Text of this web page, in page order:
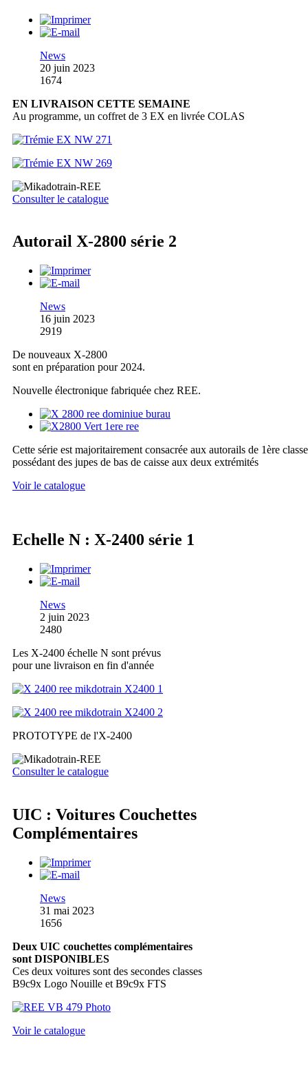
News
20 juin 2023
1674
EN LIVRAISON CETTE SEMAINE
Au programme, un coffret de 3 EX en livrée COLAS
Consulter le catalogue
Autorail X-2800 série 2
News
16 juin 2023
2919
De nouveaux X-2800
sont en préparation pour 2024.
Nouvelle électronique fabriquée chez REE.
Cette série est majoritairement consacrée aux autorails de 1ère classe
possédant des jupes de bas de caisse aux deux extrémités
Voir le catalogue
Echelle N : X-2400 série 1
News
2 juin 2023
2480
Les X-2400 échelle N sont prévus
pour une livraison en fin d'année
PROTOTYPE de l'X-2400
Consulter le catalogue
UIC : Voitures Couchettes
Complémentaires
News
31 mai 2023
1656
Deux UIC couchettes complémentaires
sont DISPONIBLES
Ces deux voitures sont des secondes classes
B9c9x Logo Nouille et B9c9x FTS
Voir le catalogue